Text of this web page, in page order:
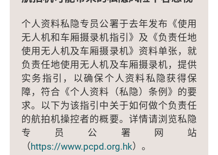
个人资料私隐专员公署于去年发布《使用
无人机和车厢摄录机指引》及《负责任地
使用无人机及车厢摄录机》资料单张，就
负责任地使用无人机及车厢摄录机，提供
实务指引，以确保个人资料私隐获得保
障，符合《个人资料（私隐）条例》的要
求。以下为该指引中关于如何做个负责任
的航拍机操控者的概要。详情请浏览私隐
专员公署网站
（https://www.pcpd.org.hk）。